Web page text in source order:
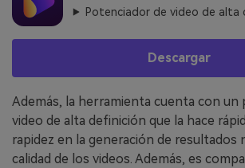
Potenciador de video de alta
Descargar
Además, la herramienta cuenta con un
video de alta definición que la hace
rapidez en la generación de resultados
calidad de los videos. Además, es